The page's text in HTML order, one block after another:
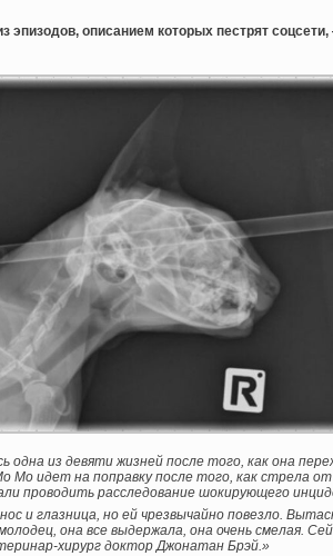
эпизодов, описанием которых пестрят
одна из девяти жизней после того, как она
Мо идет на поправку после того, как стрела
проводить расследование шокирующего
и глазница, но ей чрезвычайно повезло.
она все выдержала, она очень смелая.
хирург доктор Джонатан Брэй.»